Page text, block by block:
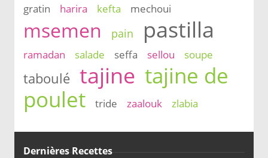
gratin
harira kefta mechoui
msemen pain pastilla
ramadan salade seffa sellou soupe
taboulé tajine tajine de
poulet
tride zaalouk zlabia
Dernières Recettes